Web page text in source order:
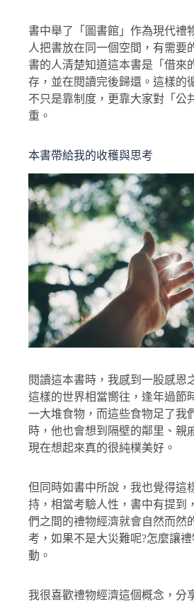
書中舉了「圖書館」作為現代禮
人把書放在同一個空間，有需要
書的人清楚知道這本書是「借來
存，並在閱讀完後歸還。這樣的
不只是靠制度，更靠大家對「公
重。
本書帶給我的收穫與思考
閱讀這本書時，我感到一股感恩
這樣的世界相當嚮往，逢年過節
一大堆食物，而這些食物足了我
時，他也會想到隔壁的鄰里、親
現在想起來真的很純樸美好。
但同時如書中所說，我也覺得這
持，相當考驗人性，書中有提到
們之間的禮物經濟就會自然而然
考，如果不是大災難呢?怎麼讓
動。
我很喜歡禮物經濟這個概念，分